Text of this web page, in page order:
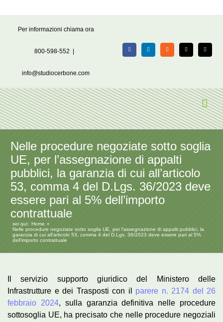
Per informazioni chiama ora
800-598-552
info@studiocerbone.com
FacebookLinkedIn Rss X Email
Nelle procedure negoziate sotto soglia
UE, per l’assegnazione di appalti
pubblici, la garanzia di cui all’articolo
53, comma 4 del D.Lgs. 36/2023 deve
essere pari al 5% dell’importo
contrattuale
sei qui: Home
Nelle procedure negoziate sotto soglia UE, per l’assegnazione di appalti pubblici, la
garanzia di cui all’articolo 53, comma 4 del D.Lgs. 36/2023 deve essere pari al 5%
dell’importo contrattuale
Il servizio supporto giuridico del Ministero delle
Infrastrutture e dei Trasposti con il parere n. 2174 del 26
febbraio 2024, sulla garanzia definitiva nelle procedure
sottosoglia UE, ha precisato che nelle procedure negoziali